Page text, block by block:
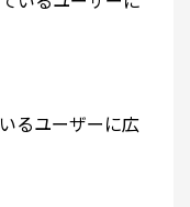
るユーザーに広